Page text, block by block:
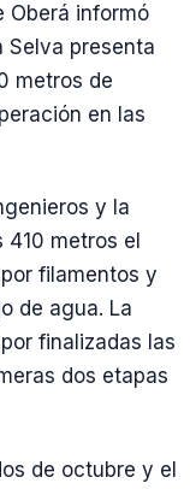
Oberá informó
Selva presenta
metros de
en las
y la
metros el
filamentos y
de agua. La
finalizadas las
dos etapas
de octubre y el